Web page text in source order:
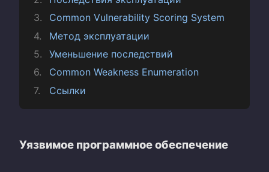
Common Vulnerability Scoring System
Метод эксплуатации
Уменьшение последствий
Common Weakness Enumeration
Ссылки
Уязвимое программное обеспечение